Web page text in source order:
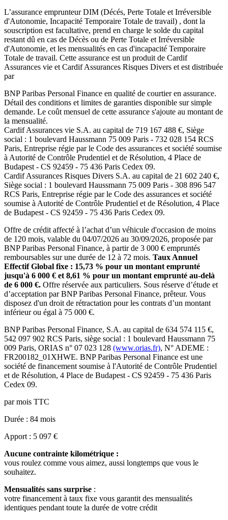
L’assurance emprunteurDIM (Décés, Perte Totale et Irréversible
d'Autonomie, Incapacité Temporaire Totale de travail) , dont la
souscription est facultative, prend en charge le solde du capital
restant dû en cas de Décès ou de Perte Totale et Irréversible
d'Autonomie, et les mensualités en cas d'incapacité Temporaire
Totale de travail. Cette assurance est un produit de Cardif
Assurances vie et Cardif Assurances Risques Divers et est distribuée
par
BNP Paribas Personal Finance en qualité de courtier en assurance.
Détail des conditions et limites de garanties disponible sur simple
demande. Le coût mensuel de cette assurance s'ajoute au montant de
la mensualité.
Cardif Assurances vie S.A. au capital de 719 167 488 €, Siège
social : 1 boulevard Haussmann 75 009 Paris - 732 028 154 RCS
Paris, Entreprise régie par le Code des assurances et société soumise
à Autorité de Contrôle Prudentiel et de Résolution, 4 Place de
Budapest - CS 92459 - 75 436 Paris Cedex 09.
Cardif Assurances Risques Divers S.A. au capital de 21 602 240 €,
Siège social : 1 boulevard Haussmann 75 009 Paris - 308 896 547
RCS Paris, Entreprise régie par le Code des assurances et société
soumise à Autorité de Contrôle Prudentiel et de Résolution, 4 Place
de Budapest - CS 92459 - 75 436 Paris Cedex 09.
Offre de crédit affecté à l’achat d’un véhicule d'occasion de moins
de 120 mois, valable du 04/07/2026 au 30/09/2026, proposée par
BNP Paribas Personal Finance, à partir de 3 000 € empruntés
remboursables sur une durée de 12 à 72 mois. Taux Annuel
Effectif Global fixe : 15,73 % pour un montant emprunté
jusqu'à 6 000 € et 8,61 % pour un montant emprunté au-delà
de 6 000 €. Offre réservée aux particuliers. Sous réserve d’étude et
d’acceptation parBNP Paribas Personal Finance, prêteur. Vous
disposez d'un droit de rétractation pour les contrats d’un montant
inférieur ou égal à 75 000 €.
BNP Paribas Personal Finance, S.A. au capital de 634 574 115 €,
542 097 902 RCS Paris, siège social : 1 boulevard Haussmann 75
009 Paris, ORIAS n° 07 023 128 (www.orias.fr), N° ADEME :
FR200182_01XHWE. BNP Paribas Personal Finance est une
société de financement soumise à l'Autorité de Contrôle Prudentiel
et de Résolution, 4 Place de Budapest - CS 92459 - 75 436 Paris
Cedex 09.
par mois TTC
Durée : 84 mois
Apport : 5 097 €
Aucune contrainte kilométrique :
vous roulez comme vous aimez, aussi longtemps que vous le
souhaitez.
Mensualités sans surprise :
votre financement à taux fixe vous garantit des mensualités
identiques pendant toute la durée de votre crédit